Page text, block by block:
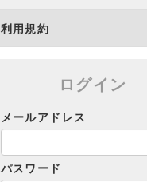
利用規約
ログイン
メールアドレス
パスワード